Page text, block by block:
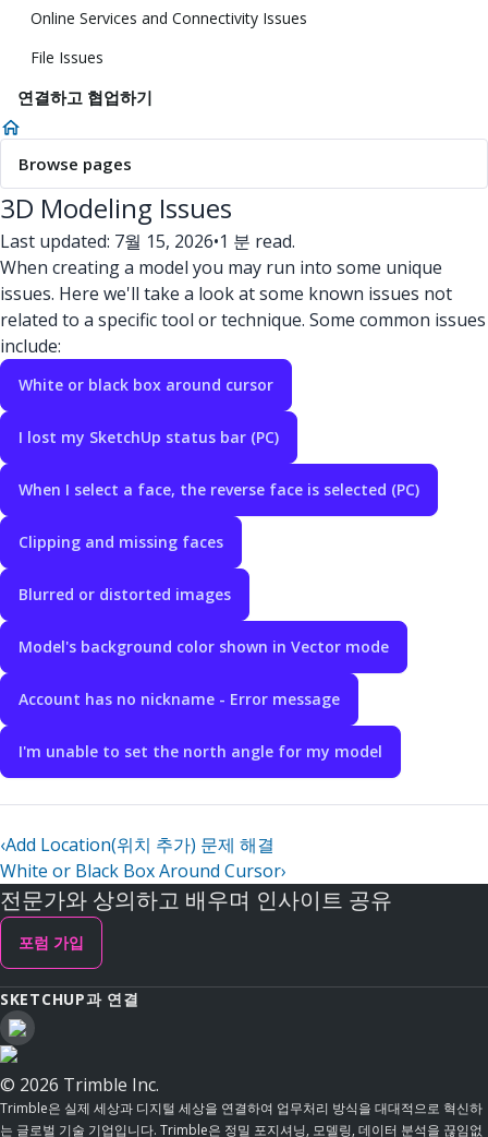
Online Services and Connectivity Issues
File Issues
연결하고 협업하기
Browse pages
3D Modeling Issues
Last updated: 7월 15, 2026•1 분 read.
When creating a model you may run into some unique
issues. Here we'll take a look at some known issues not
related to a specific tool or technique. Some common issues
include:
White or black box around cursor
I lost my SketchUp status bar (PC)
When I select a face, the reverse face is selected (PC)
Clipping and missing faces
Blurred or distorted images
Model's background color shown in Vector mode
Account has no nickname - Error message
I'm unable to set the north angle for my model
‹Add Location(위치 추가) 문제 해결
White or Black Box Around Cursor›
전문가와 상의하고 배우며 인사이트 공유
포럼 가입
SKETCHUP과 연결
© 2026 Trimble Inc.
Trimble은 실제 세상과 디지털 세상을 연결하여 업무처리 방식을 대대적으로 혁신하
는 글로벌 기술 기업입니다. Trimble은 정밀 포지셔닝, 모델링, 데이터 분석을 끊임없